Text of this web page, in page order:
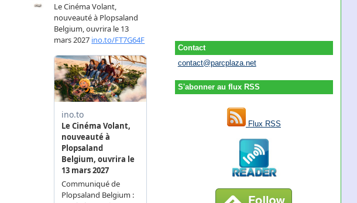
Contact
contact@parcplaza.net
S'abonner au flux RSS
Flux RSS